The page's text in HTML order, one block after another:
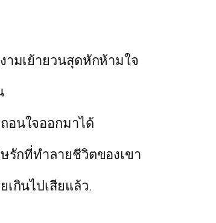
มเย้ายวนสุดหักห้ามใจ
อนใจออกมาได้
รักที่ทำลายชีวิตของเขา
กินไปเสียแล้ว.